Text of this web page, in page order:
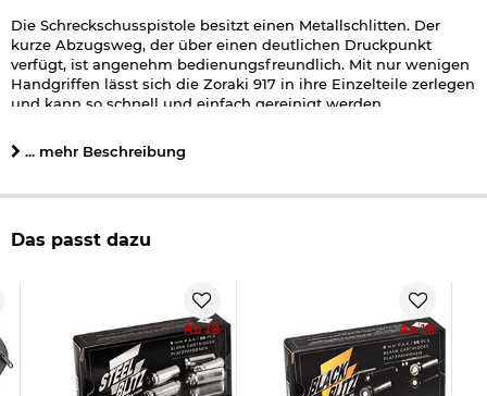
Die Schreckschusspistole besitzt einen Metallschlitten. Der
kurze Abzugsweg, der über einen deutlichen Druckpunkt
verfügt, ist angenehm bedienungsfreundlich. Mit nur wenigen
Handgriffen lässt sich die Zoraki 917 in ihre Einzelteile zerlegen
und kann so schnell und einfach gereinigt werden.
Geliefert wird die Zoraki 917 im Kal. 9mm
einem Abschussbecher zum Verschießen von Signaleffekten,
Zoraki 917Schreckschuss
Abschussbecher
Kunststoff-Waffenkoffer
Details zu Zoraki 917 Schreckschuss-Pistole:
... mehr Beschreibung
Das passt dazu
Ab 18 Ab 18